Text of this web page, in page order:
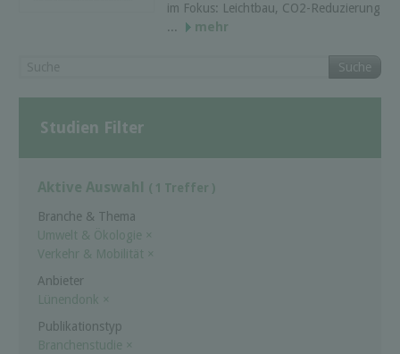
im Fokus: Leichtbau, CO2-Reduzierung
...
mehr
Suche
Studien Filter
Aktive Auswahl ( 1 Treffer )
Branche & Thema
Umwelt & Ökologie ×
Verkehr & Mobilität ×
Anbieter
Lünendonk ×
Publikationstyp
Branchenstudie ×